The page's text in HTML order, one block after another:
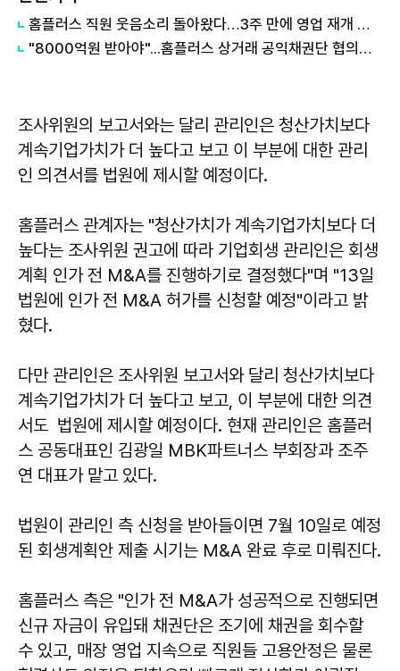
홈플러스 직원 웃음소리 돌아왔다…3주 만에 영업 재개 채비
"8000억원 받아야"...홈플러스 상거래 공익채권단 협의회 발족
조사위원의 보고서와는 달리 관리인은 청산가치보다
계속기업가치가 더 높다고 보고 이 부분에 대한 관리
인 의견서를 법원에 제시할 예정이다.
홈플러스 관계자는 "청산가치가 계속기업가치보다 더
높다는 조사위원 권고에 따라 기업회생 관리인은 회생
계획 인가 전 M&A를 진행하기로 결정했다"며 "13일
법원에 인가 전 M&A 허가를 신청할 예정"이라고 밝
혔다.
다만 관리인은 조사위원 보고서와 달리 청산가치보다
계속기업가치가 더 높다고 보고, 이 부분에 대한 의견
서도 법원에 제시할 예정이다. 현재 관리인은 홈플러
스 공동대표인 김광일 MBK파트너스 부회장과 조주
연 대표가 맡고 있다.
법원이 관리인 측 신청을 받아들이면 7월 10일로 예정
된 회생계획안 제출 시기는 M&A 완료 후로 미뤄진다.
홈플러스 측은 "인가 전 M&A가 성공적으로 진행되면
신규 자금이 유입돼 채권단은 조기에 채권을 회수할
수 있고, 매장 영업 지속으로 직원들 고용안정은 물론